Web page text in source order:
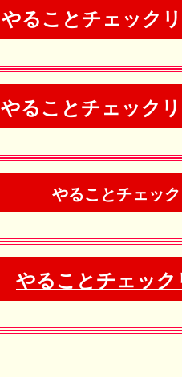
やることチェック
やることチェック
やることチェッ
やることチェッ